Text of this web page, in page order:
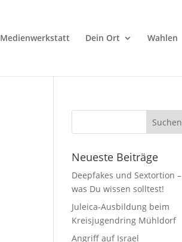
Medienwerkstatt Dein Ort Wahlen
Neueste Beiträge
Deepfakes und Sextortion –
was Du wissen solltest!
Juleica-Ausbildung beim
Kreisjugendring Mühldorf
Angriff auf Israel